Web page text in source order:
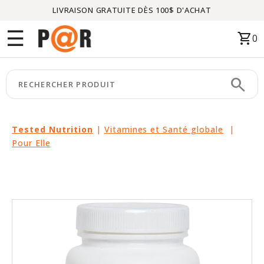
LIVRAISON GRATUITE DÈS 100$ D'ACHAT
☰ shopping_cart0
search
Tested Nutrition | Vitamines et Santé globale
|
Pour Elle
Menu
CATÉGORIES
keyboard_arrow_right
MARQUES
keyboard_arrow_right
PACKAGES
keyboard_arrow_right
MOIS-
PARTENAIRES